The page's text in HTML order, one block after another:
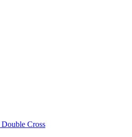
Double Cross